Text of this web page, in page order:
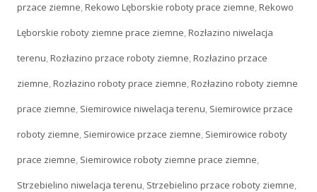
przace ziemne,Rekowo Lęborskie roboty prace ziemne,Rekowo
Lęborskie roboty ziemne prace ziemne,Rozłazino niwelacja
terenu,Rozłazino przace roboty ziemne,Rozłazino przace
ziemne,Rozłazino roboty prace ziemne,Rozłazino roboty ziemne
prace ziemne, Siemirowice niwelacja terenu, Siemirowice przace
roboty ziemne, Siemirowice przace ziemne, Siemirowice roboty
prace ziemne, Siemirowice roboty ziemne prace ziemne,
Strzebielino niwelacja terenu, Strzebielino przace roboty ziemne,